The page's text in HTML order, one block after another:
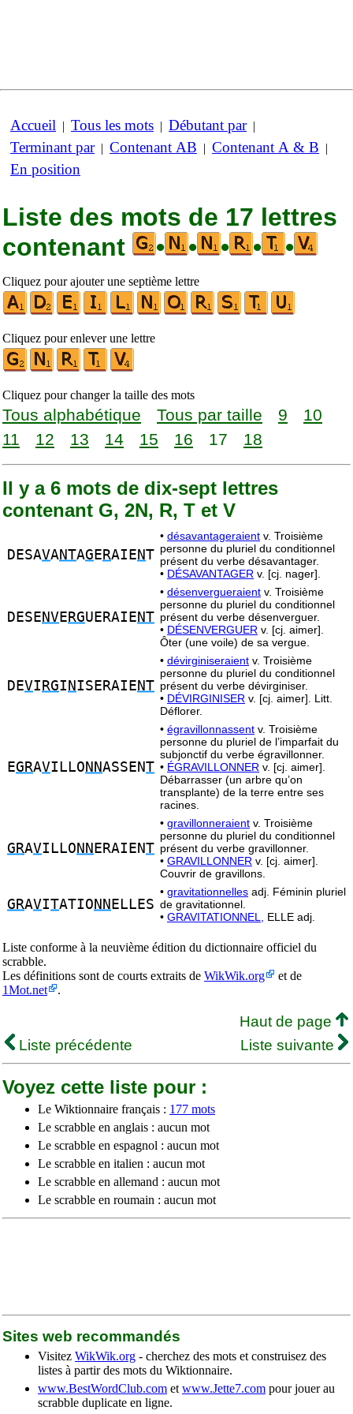
Accueil | Tous les mots | Débutant par|
Terminant par| Contenant AB | Contenant A & B |
En position
Liste des mots de 17 lettres
contenant
• • • • •
Cliquez pour ajouter une septième lettre
Cliquez pour enlever une lettre
Cliquez pour changer la taille des mots
Tous alphabétique Tous par taille 9
10
11
12 13 14 15 16 17 18
Il y a 6 mots de dix-sept lettres
contenant G, 2N, R, T et V
DESAVANTAG E RAIE NT
• désavantageraient v. Troisième
personne du pluriel du conditionnel
présent du verbe désavantager.
• DÉSAVANTAGER v. [cj. nager].
DESE NVE RGUERAIE NT
• désenvergueraient v. Troisième
personne du pluriel du conditionnel
présent du verbe désenverguer.
• DÉSENVERGUER v. [cj. aimer].
Ôter (une voile) de sa vergue.
DEVI RGI N ISERAIE NT
• dévirginiseraient v. Troisième
personne du pluriel du conditionnel
présent du verbe dévirginiser.
• DÉVIRGINISER v. [cj. aimer]. Litt.
Déflorer.
EGRAVILLO NNASSENT
• égravillonnassent v. Troisième
personne du pluriel de l’imparfait du
subjonctif du verbe égravillonner.
• ÉGRAVILLONNER v. [cj. aimer].
Débarrasser (un arbre qu’on
transplante) de la terre entre ses
racines.
GRAVILLO NN ERAIENT
• gravillonneraient v. Troisième
personne du pluriel du conditionnel
présent du verbe gravillonner.
• GRAVILLONNER v. [cj. aimer].
Couvrir de gravillons.
GRAVITATIO NN ELLES
• gravitationnelles adj. Féminin pluriel
de gravitationnel.
• GRAVITATIONNEL, ELLE adj.
Liste conforme à la neuvième édition du dictionnaire officiel du
scrabble.
Les définitions sont de courts extraits de WikWik.org
et de
1Mot.net
.
Haut de page
Liste précédente
Liste suivante
Voyez cette liste pour :
Le Wiktionnaire français : 177 mots
Le scrabble en anglais : aucun mot
Le scrabble en espagnol : aucun mot
Le scrabble en italien : aucun mot
Le scrabble en allemand : aucun mot
Le scrabble en roumain : aucun mot
Sites web recommandés
Visitez WikWik.org - cherchez des mots et construisez des
listes à partir des mots du Wiktionnaire.
www.BestWordClub.com et www.Jette7.com pour jouer au
scrabble duplicate en ligne.